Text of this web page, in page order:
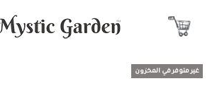
غير متوفر في المخزون